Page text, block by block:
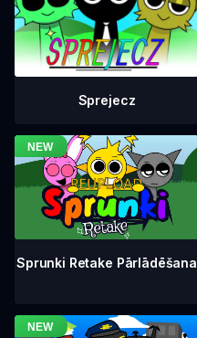
Sprejecz
Sprunki Retake Pārlādēšana